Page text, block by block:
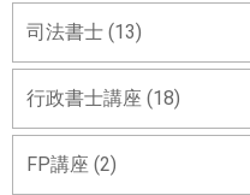
司法書士 (13)
行政書士講座 (18)
FP講座 (2)